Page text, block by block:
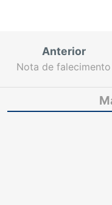
Anterior
Nota de falecimento